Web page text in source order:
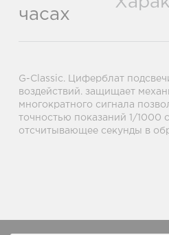
часах
G-Classic. Циферблат
воздействий. защищает
многократного сигнала
точностью показаний 1/1000
отсчитывающее секунды в